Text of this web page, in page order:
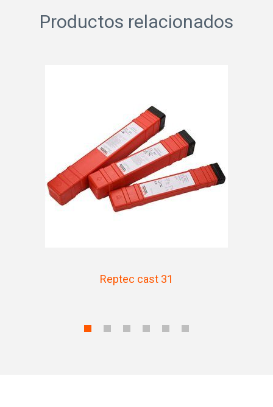
Productos relacionados
Reptec cast 31